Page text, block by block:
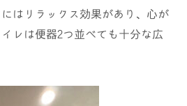
はリラックス効果があり、心が
レは便器2つ並べても十分な広